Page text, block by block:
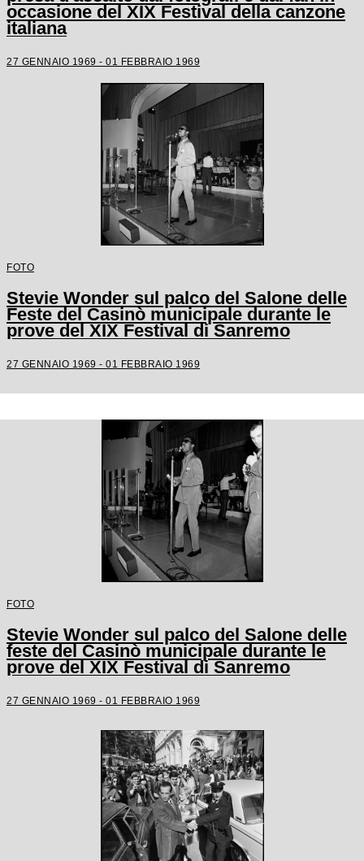
occasione del XIX Festival della canzone
italiana
27 GENNAIO 1969 - 01 FEBBRAIO 1969
FOTO
Stevie Wonder sul palco del Salone delle
Feste del Casinò municipale durante le
prove del XIX Festival di Sanremo
27 GENNAIO 1969 - 01 FEBBRAIO 1969
FOTO
Stevie Wonder sul palco del Salone delle
feste del Casinò municipale durante le
prove del XIX Festival di Sanremo
27 GENNAIO 1969 - 01 FEBBRAIO 1969